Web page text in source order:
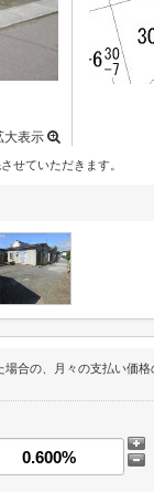
大表示
せていただきます。
場合の、月々の支払い価